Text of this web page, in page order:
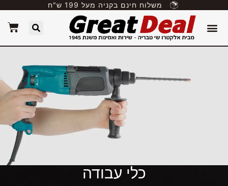
משלוח חינם בקניה מעל 199 ש"ח
כלי עבודה